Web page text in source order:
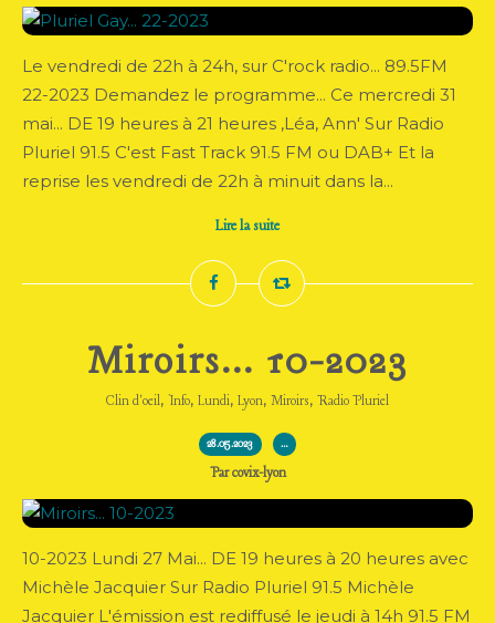
Le vendredi de 22h à 24h, sur C'rock radio... 89.5FM
22-2023 Demandez le programme... Ce mercredi 31
mai... DE 19 heures à 21 heures ,Léa, Ann' Sur Radio
Pluriel 91.5 C'est Fast Track 91.5 FM ou DAB+ Et la
reprise les vendredi de 22h à minuit dans la...
Lire la suite
Miroirs... 10-2023
Clin d'oeil, Info, Lundi, Lyon, Miroirs, Radio Pluriel
28.05.2023 …
Par covix-lyon
10-2023 Lundi 27 Mai... DE 19 heures à 20 heures avec
Michèle Jacquier Sur Radio Pluriel 91.5 Michèle
Jacquier L'émission est rediffusé le jeudi à 14h 91.5 FM